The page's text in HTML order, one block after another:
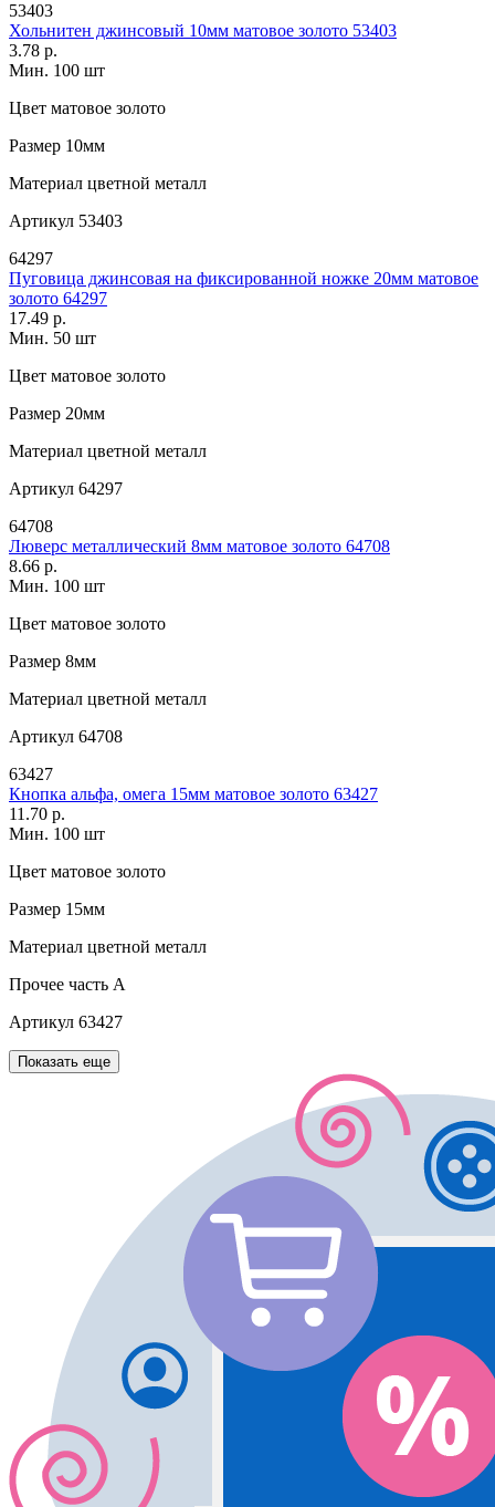
53403
Хольнитен джинсовый 10мм матовое золото 53403
3.78 р.
Мин. 100 шт
Цвет матовое золото
Размер 10мм
Материал цветной металл
Артикул 53403
64297
Пуговица джинсовая на фиксированной ножке 20мм матовое
золото 64297
17.49 р.
Мин. 50 шт
Цвет матовое золото
Размер 20мм
Материал цветной металл
Артикул 64297
64708
Люверс металлический 8мм матовое золото 64708
8.66 р.
Мин. 100 шт
Цвет матовое золото
Размер 8мм
Материал цветной металл
Артикул 64708
63427
Кнопка альфа, омега 15мм матовое золото 63427
11.70 р.
Мин. 100 шт
Цвет матовое золото
Размер 15мм
Материал цветной металл
Прочее часть A
Артикул 63427
Показать еще